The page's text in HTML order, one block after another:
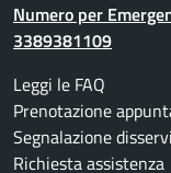
Numero per
3389381109
Leggi le FAQ
Prenotazione
Segnalazione
Richiesta assistenza